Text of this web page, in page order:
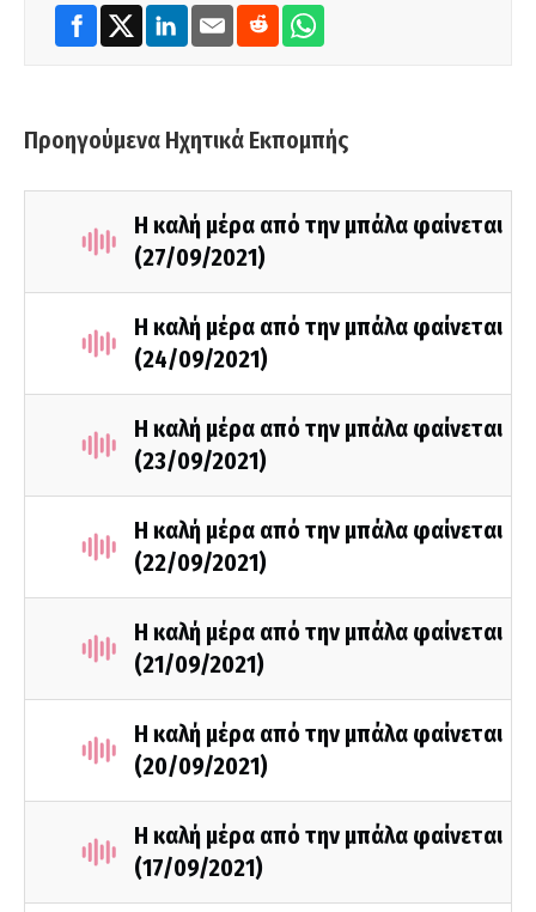
Προηγούμενα Ηχητικά Εκπομπής
Η καλή μέρα από την μπάλα φαίνεται
(27/09/2021)
Η καλή μέρα από την μπάλα φαίνεται
(24/09/2021)
Η καλή μέρα από την μπάλα φαίνεται
(23/09/2021)
Η καλή μέρα από την μπάλα φαίνεται
(22/09/2021)
Η καλή μέρα από την μπάλα φαίνεται
(21/09/2021)
Η καλή μέρα από την μπάλα φαίνεται
(20/09/2021)
Η καλή μέρα από την μπάλα φαίνεται
(17/09/2021)